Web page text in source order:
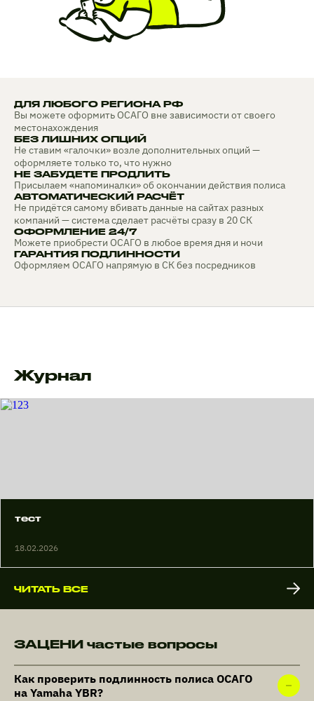
ДЛЯ ЛЮБОГО РЕГИОНА РФ
Вы можете оформить ОСАГО вне зависимости от своего
местонахождения
БЕЗ ЛИШНИХ ОПЦИЙ
Не ставим «галочки» возле дополнительных опций —
оформляете только то, что нужно
НЕ ЗАБУДЕТЕ ПРОДЛИТЬ
Присылаем «напоминалки» об окончании действия полиса
АВТОМАТИЧЕСКИЙ РАСЧЁТ
Не придётся самому вбивать данные на сайтах разных
компаний — система сделает расчёты сразу в 20 СК
ОФОРМЛЕНИЕ 24/7
Можете приобрести ОСАГО в любое время дня и ночи
ГАРАНТИЯ ПОДЛИННОСТИ
Оформляем ОСАГО напрямую в СК без посредников
Журнал
тест
18.02.2026
ЧИТАТЬ ВСЕ
ЗАЦЕНИ частые вопросы
Как проверить подлинность полиса ОСАГО
на Yamaha YBR?